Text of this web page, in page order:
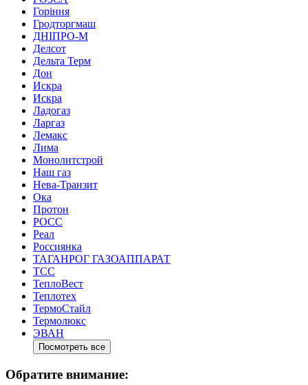
Горіння
Гродторгмаш
ДНІПРО-М
Делсот
Дельта Терм
Дон
Искра
Искра
Ладогаз
Ларгаз
Лемакс
Лима
Монолитстрой
Наш газ
Нева-Транзит
Ока
Протон
РОСС
Реал
Россиянка
ТАГАНРОГ ГАЗОАППАРАТ
ТСС
ТеплоВест
Теплотех
ТермоСтайл
Термолюкс
ЭВАН
Посмотреть все
Обратите внимание: